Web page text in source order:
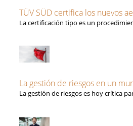
TÜV SÜD certifica los nuevos
La certificación tipo es un
La gestión de riesgos en un
La gestión de riesgos es hoy crítica